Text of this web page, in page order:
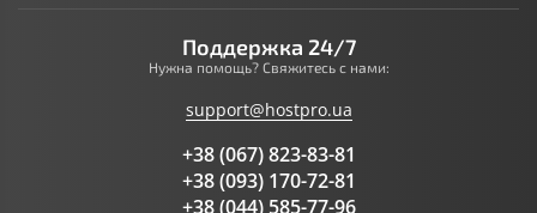
Поддержка 24/7
Нужна помощь? Свяжитесь с нами:
support@hostpro.ua
+38 (067) 823-83-81
+38 (093) 170-72-81
+38 (044) 585-77-96